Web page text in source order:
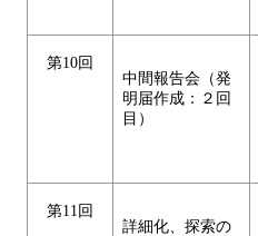
第10回
中間報告会（発
明届作成：２回
目）
第11回
詳細化、探索の